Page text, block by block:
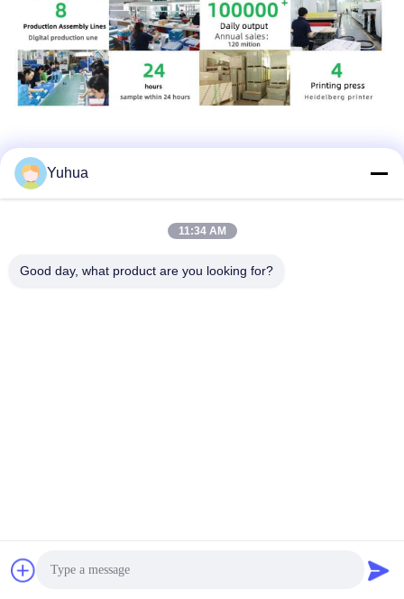
Yuhua
11:34 AM
Good day, what product are you looking for?